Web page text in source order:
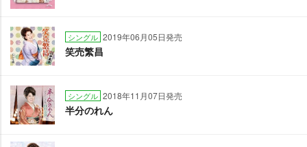
シングル 2019年06月05日発売
笑売繁昌
シングル 2018年11月07日発売
半分のれん